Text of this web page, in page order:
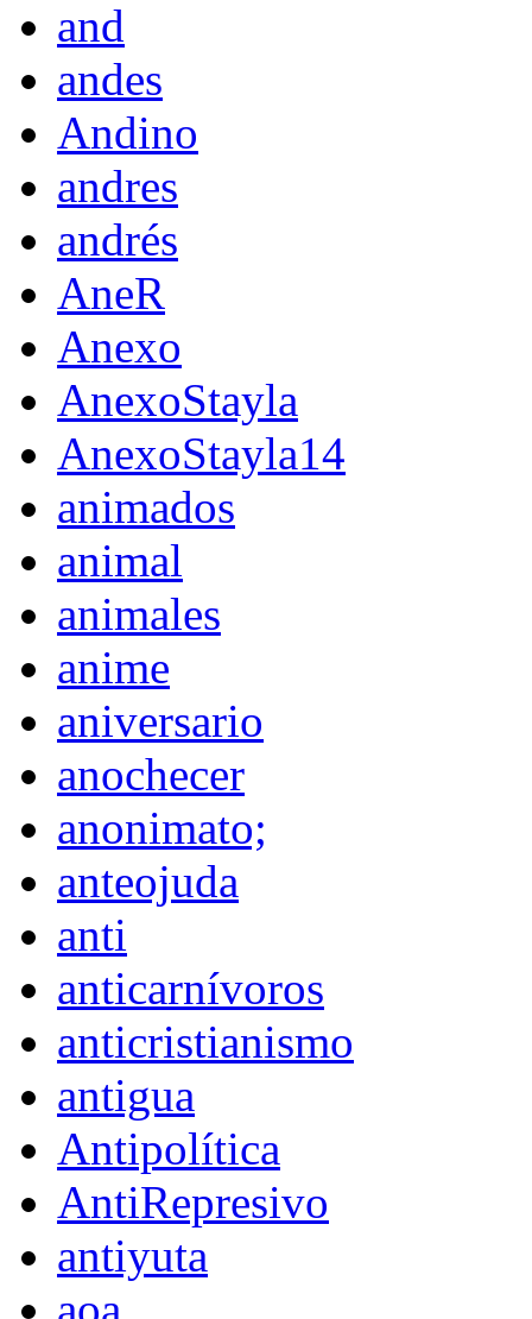
and
andes
Andino
andres
andrés
AneR
Anexo
AnexoStayla
AnexoStayla14
animados
animal
animales
anime
aniversario
anochecer
anonimato;
anteojuda
anti
anticarnívoros
anticristianismo
antigua
Antipolítica
AntiRepresivo
antiyuta